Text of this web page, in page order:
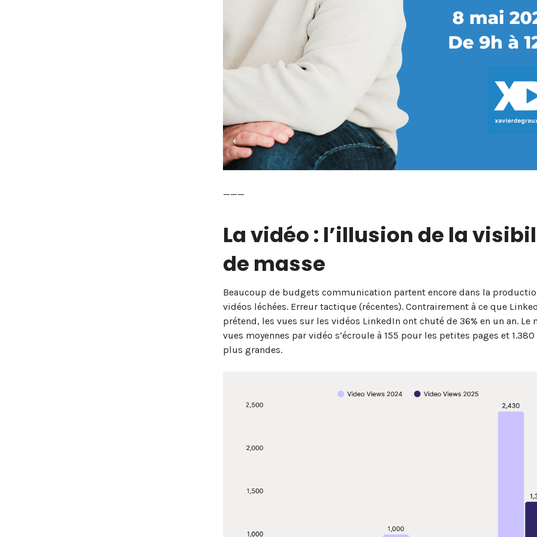
___
La vidéo : l’illusion de la
de masse
Beaucoup de budgets communication partent encore dans la
vidéos léchées. Erreur tactique (récentes). Contrairement à ce que
prétend, les vues sur les vidéos LinkedIn ont chuté de 36% en un an. Le
vues moyennes par vidéo s’écroule à 155 pour les petites pages et
plus grandes.